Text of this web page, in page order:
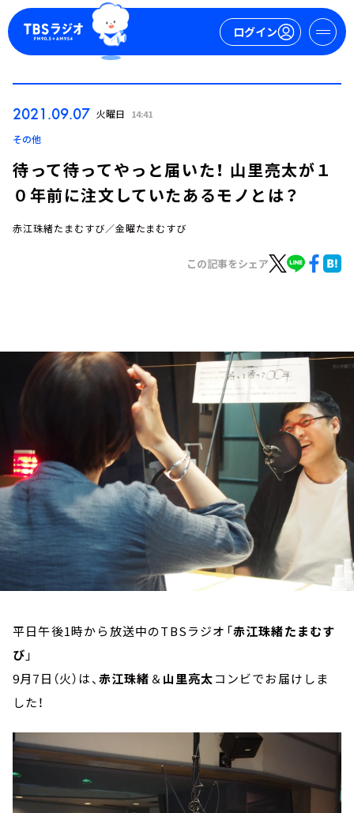
ログイン
お知らせ
イベント・グッズ
2021.09.07 火曜日 14:41
その他
待って待ってやっと届いた！ 山里亮太が１
０年前に注文していたあるモノとは？
赤江珠緒たまむすび／金曜たまむすび
この記事をシェア
平日午後1時から放送中のTBSラジオ「赤江珠緒たまむす
び 」
9月7日（火）は、赤江珠緒 ＆山里亮太コンビでお届けしま
した！